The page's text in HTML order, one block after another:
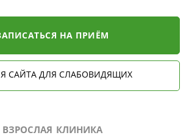
НА ПРИЁМ
САЙТА ДЛЯ СЛАБОВИДЯЩИХ
ВЗРОСЛАЯ КЛИНИКА